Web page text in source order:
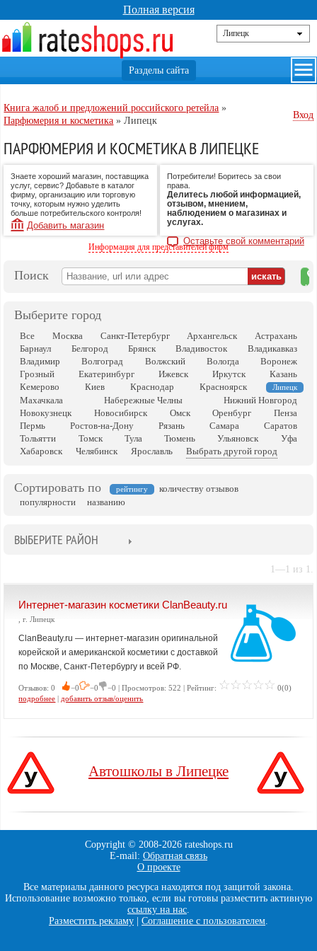
Полная версия
Книга жалоб и предложений российского ретейла »
Парфюмерия и косметика »Липецк
Вход
ПАРФЮМЕРИЯ И КОСМЕТИКА В ЛИПЕЦКЕ
Знаете хороший магазин, поставщика
услуг, сервис? Добавьте в каталог
фирму, организацию или торговую
точку, которым нужно уделить
больше потребительского контроля!
Добавить магазин
Потребители! Боритесь за свои
права.
Делитесь любой информацией,
отзывом, мнением,
наблюдением о магазинах и
услугах.
Оставьте свой комментарий
Информация для представителей фирм
Поиск
на
Выберите город
Все Москва Санкт-Петербург Архангельск
Астрахань
Барнаул
Белгород Брянск Владивосток
Владикавказ
Владимир
Волгоград Волжский Вологда
Воронеж
Грозный
Екатеринбург Ижевск Иркутск
Казань
Кемерово
Киев Краснодар Красноярск Липецк
Махачкала Набережные Челны
Нижний Новгород
Новокузнецк
Новосибирск Омск Оренбург
Пенза
Пермь
Ростов-на-Дону Рязань Самара
Саратов
Тольятти
Томск Тула Тюмень Ульяновск
Уфа
Хабаровск
Челябинск Ярославль Выбрать другой город
Сортировать по рейтингу
количеству отзывов
популярности
названию
ВЫБЕРИТЕ РАЙОН
1—1 из 1.
Интернет-магазин косметики ClanBeauty.ru
, г. Липецк
ClanBeauty.ru — интернет-магазин оригинальной
корейской и американской косметики с доставкой
по Москве, Санкт-Петербургу и всей РФ.
Отзывов: 0 −0 −0 −0 | Просмотров: 522 | Рейтинг:
0(0)
подробнее | добавить отзыв/оценить
Автошколы в Липецке
Copyright © 2008-2026 rateshops.ru
E-mail: Обратная связь
О проекте
Все материалы данного ресурса находятся под защитой закона.
Использование возможно только, если вы готовы разместить активную
ссылку на нас.
Разместить рекламу
Соглашение с пользователем.